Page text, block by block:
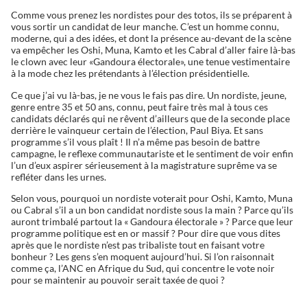
Comme vous prenez les nordistes pour des totos, ils se préparent à
vous sortir un candidat de leur manche. C’est un homme connu,
moderne, qui a des idées, et dont la présence au-devant de la scène
va empêcher les Oshi, Muna, Kamto et les Cabral d’aller faire là-bas
le clown avec leur «Gandoura électorale», une tenue vestimentaire
à la mode chez les prétendants à l’élection présidentielle.
Ce que j’ai vu là-bas, je ne vous le fais pas dire. Un nordiste, jeune,
genre entre 35 et 50 ans, connu, peut faire très mal à tous ces
candidats déclarés qui ne rêvent d’ailleurs que de la seconde place
derrière le vainqueur certain de l’élection, Paul Biya. Et sans
programme s’il vous plaît ! Il n’a même pas besoin de battre
campagne, le reflexe communautariste et le sentiment de voir enfin
l’un d’eux aspirer sérieusement à la magistrature suprême va se
refléter dans les urnes.
Selon vous, pourquoi un nordiste voterait pour Oshi, Kamto, Muna
ou Cabral s’il a un bon candidat nordiste sous la main ? Parce qu’ils
auront trimbalé partout la « Gandoura électorale » ? Parce que leur
programme politique est en or massif ? Pour dire que vous dites
après que le nordiste n’est pas tribaliste tout en faisant votre
bonheur ? Les gens s’en moquent aujourd’hui. Si l’on raisonnait
comme ça, l’ANC en Afrique du Sud, qui concentre le vote noir
pour se maintenir au pouvoir serait taxée de quoi ?